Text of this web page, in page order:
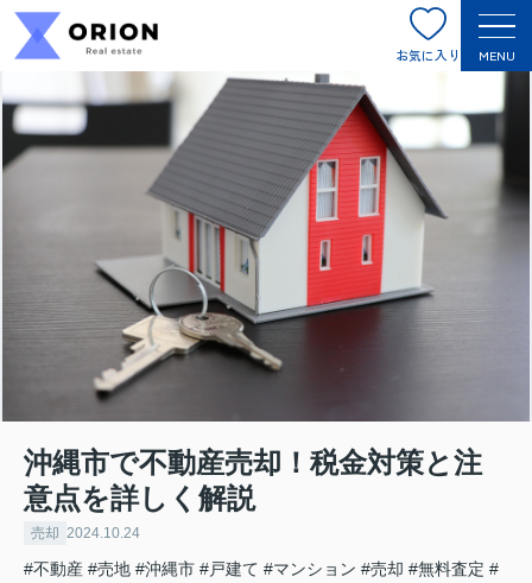
お気に入り MENU
沖縄市で不動産売却！税金対策と注
意点を詳しく解説
売却 2024.10.24
#不動産 #売地 #沖縄市 #戸建て #マンション #売却 #無料査定 #